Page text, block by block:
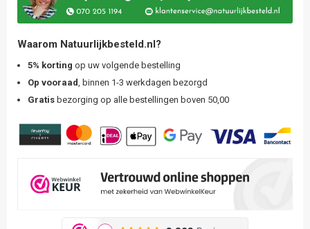
Waarom Natuurlijkbesteld.nl?
5% korting op uw volgende bestelling
Op vooraad
, binnen 1-3 werkdagen bezorgd
Gratis bezorging op alle bestellingen boven 50,00